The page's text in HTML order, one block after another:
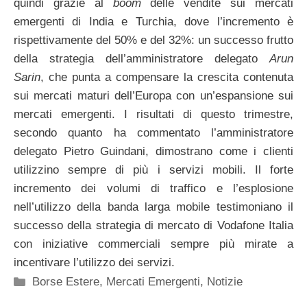
quindi grazie al boomdelle vendite sui mercati
emergenti di India e Turchia, dove l’incremento è
rispettivamente del 50% e del 32%: un successo frutto
della strategia dell’amministratore delegatoArun
Sarin, che punta a compensare la crescita contenuta
sui mercati maturi dell’Europa con un’espansione sui
mercati emergenti. I risultati di questo trimestre,
secondo quanto ha commentato l’amministratore
delegato Pietro Guindani, dimostrano come i clienti
utilizzino sempre di più i servizi mobili. Il forte
incremento dei volumi di traffico e l’esplosione
nell’utilizzo della banda larga mobile testimoniano il
successo della strategia di mercato di Vodafone Italia
con iniziative commerciali sempre più mirate a
incentivare l’utilizzo dei servizi.
Categorie
Borse Estere, Mercati Emergenti, Notizie